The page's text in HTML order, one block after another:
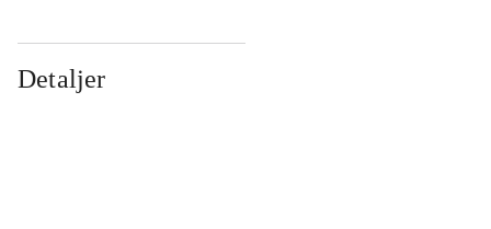
Detaljer